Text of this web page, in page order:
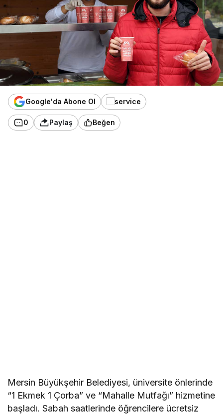
Google'da Abone Ol
0 Paylaş Beğen
Mersin Büyükşehir Belediyesi, üniversite önlerinde
“1 Ekmek 1 Çorba” ve “Mahalle Mutfağı” hizmetine
başladı. Sabah saatlerinde öğrencilere ücretsiz